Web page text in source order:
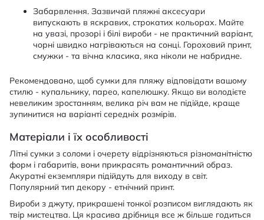
Забарвлення. Зазвичай пляжні аксесуари
випускають в яскравих, строкатих кольорах. Майте
на увазі, прозорі і білі вироби - не практичний варіант,
чорні швидко нагріваються на сонці. Гороховий принт,
смужки - та вічна класика, яка ніколи не набридне.
Рекомендовано, щоб сумки для пляжу відповідати вашому
стилю - купальнику, парео, капелюшку. Якщо ви володієте
невеликим зростанням, велика річ вам не підійде, краще
зупинитися на варіанті середніх розмірів.
Матеріали і їх особливості
Літні сумки з соломи і очерету відрізняються різноманітністю
форм і габаритів, вони прикрасять романтичний образ.
Акуратні екземпляри підійдуть для виходу в світ.
Популярний тип декору - етнічний принт.
Вироби з джуту, прикрашені тонкої розписом виглядають як
твір мистецтва. Ця красива дрібниця все ж більше годиться